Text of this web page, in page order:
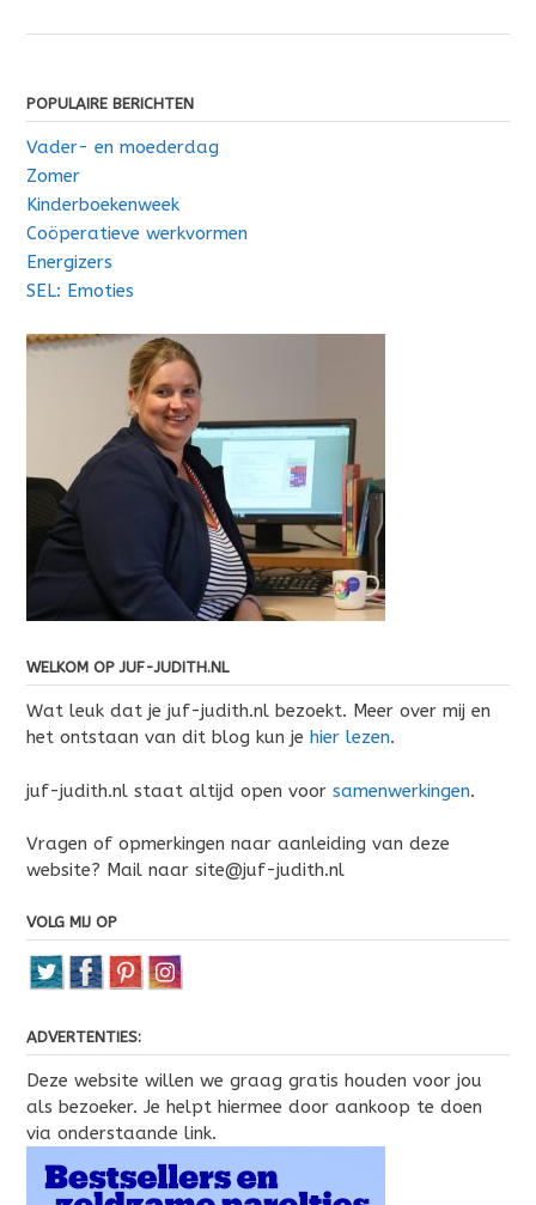
POPULAIRE BERICHTEN
Vader- en moederdag
Zomer
Kinderboekenweek
Coöperatieve werkvormen
Energizers
SEL: Emoties
WELKOM OP JUF-JUDITH.NL
Wat leuk dat je juf-judith.nl bezoekt. Meer over mij en
het ontstaan van dit blog kun je hier lezen.
juf-judith.nl staat altijd open voor samenwerkingen.
Vragen of opmerkingen naar aanleiding van deze
website? Mail naar site@juf-judith.nl
VOLG MIJ OP
ADVERTENTIES:
Deze website willen we graag gratis houden voor jou
als bezoeker. Je helpt hiermee door aankoop te doen
via onderstaande link.